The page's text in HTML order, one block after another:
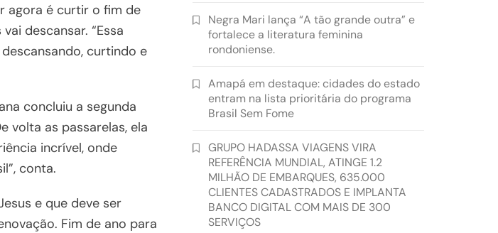
agora é curtir o fim de
descansar. “Essa
curtindo e
concluiu a segunda
volta as passarelas, ela
incrível, onde
conta.
e que deve ser
Fim de ano para
Negra Mari lança “A tão grande outra” e
fortalece a literatura feminina
rondoniense.
Amapá em destaque: cidades do estado
entram na lista prioritária do programa
Brasil Sem Fome
GRUPO HADASSA VIAGENS VIRA
REFERÊNCIA MUNDIAL, ATINGE 1.2
MILHÃO DE EMBARQUES, 635.000
CLIENTES CADASTRADOS E IMPLANTA
BANCO DIGITAL COM MAIS DE 300
SERVIÇOS